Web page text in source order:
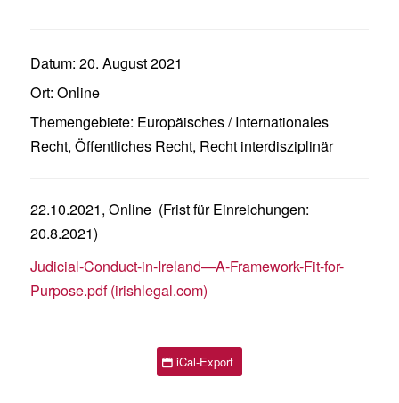
Datum: 20. August 2021
Ort: Online
Themengebiete: Europäisches / Internationales
Recht, Öffentliches Recht, Recht interdisziplinär
22.10.2021, Online (Frist für Einreichungen:
20.8.2021)
Judicial-Conduct-in-Ireland—A-Framework-Fit-for-
Purpose.pdf (irishlegal.com)
iCal-Export